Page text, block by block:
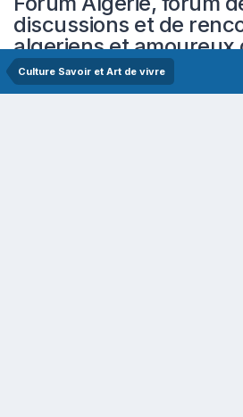
discussions et de
algeriens et amoureux
Culture Savoir et Art de vivre